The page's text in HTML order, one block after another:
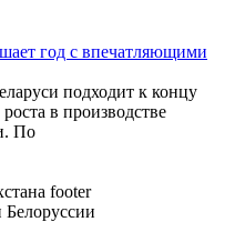
год с впечатляющими
подходит к концу
в производстве
По